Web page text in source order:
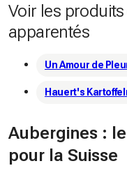
Voir les
apparentés
Un Amour de
Hauert's
Aubergines :
pour la Suisse